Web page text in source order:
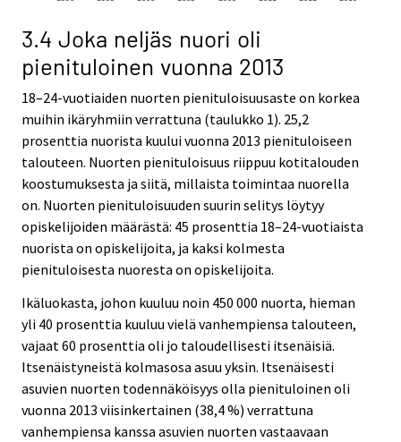
3.4 Joka neljäs nuori oli
pienituloinen vuonna 2013
18–24-vuotiaiden nuorten pienituloisuusaste on korkea
muihin ikäryhmiin verrattuna (taulukko 1). 25,2
prosenttia nuorista kuului vuonna 2013 pienituloiseen
talouteen. Nuorten pienituloisuus riippuu kotitalouden
koostumuksesta ja siitä, millaista toimintaa nuorella
on. Nuorten pienituloisuuden suurin selitys löytyy
opiskelijoiden määrästä: 45 prosenttia 18–24-vuotiaista
nuorista on opiskelijoita, ja kaksi kolmesta
pienituloisesta nuoresta on opiskelijoita.
Ikäluokasta, johon kuuluu noin 450 000 nuorta, hieman
yli 40 prosenttia kuuluu vielä vanhempiensa talouteen,
vajaat 60 prosenttia oli jo taloudellisesti itsenäisiä.
Itsenäistyneistä kolmasosa asuu yksin. Itsenäisesti
asuvien nuorten todennäköisyys olla pienituloinen oli
vuonna 2013 viisinkertainen (38,4 %) verrattuna
vanhempiensa kanssa asuvien nuorten vastaavaan